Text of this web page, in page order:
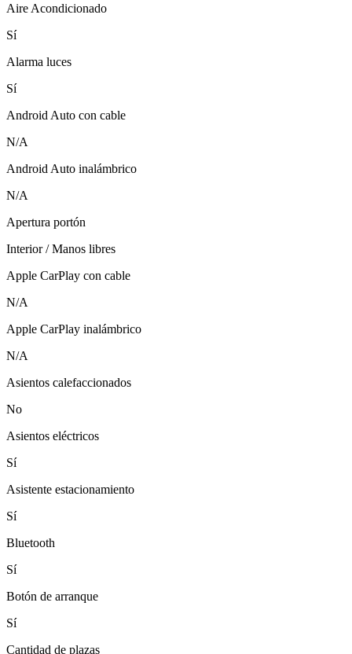
Aire Acondicionado
Sí
Alarma luces
Sí
Android Auto con cable
N/A
Android Auto inalámbrico
N/A
Apertura portón
Interior / Manos libres
Apple CarPlay con cable
N/A
Apple CarPlay inalámbrico
N/A
Asientos calefaccionados
No
Asientos eléctricos
Sí
Asistente estacionamiento
Sí
Bluetooth
Sí
Botón de arranque
Sí
Cantidad de plazas